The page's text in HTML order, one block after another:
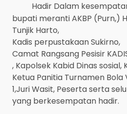
Hadir Dalam
bupati meranti AKBP (Purn,)
Tunjik Harto,
Kadis perpustakaan Sukirno,
Camat Rangsang Pesisir
, Kapolsek Kabid Dinas sosial,
Ketua Panitia Turnamen Bola
1,Juri Wasit, Peserta serta
yang berkesempatan hadir.